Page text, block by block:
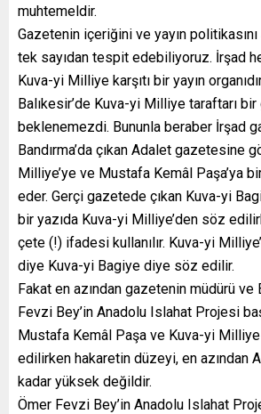
muhtemeldir.
Gazetenin içeriğini ve yayın
tek sayıdan tespit edebiliyoruz. İrşad
Kuva-yi Milliye karşıtı bir yayın
Balıkesir’de Kuva-yi Milliye taraftarı bir
beklenemezdi. Bununla beraber İrşad
Bandırma’da çıkan Adalet gazetesine
Milliye’ye ve Mustafa Kemâl Paşa’ya
eder. Gerçi gazetede çıkan Kuva-yi
bir yazıda Kuva-yi Milliye’den söz
çete (!) ifadesi kullanılır. Kuva-yi
diye Kuva-yi Bagiye diye söz edilir.
Fakat en azından gazetenin müdürü ve
Fevzi Bey’in Anadolu Islahat Projesi
Mustafa Kemâl Paşa ve Kuva-yi
edilirken hakaretin düzeyi, en azından
kadar yüksek değildir.
Ömer Fevzi Bey’in Anadolu Islahat